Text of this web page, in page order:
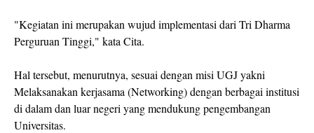
"Kegiatan ini merupakan wujud implementasi dari Tri Dharma
Perguruan Tinggi," kata Cita.
Hal tersebut, menurutnya, sesuai dengan misi UGJ yakni
Melaksanakan kerjasama (Networking) dengan berbagai institusi
di dalam dan luar negeri yang mendukung pengembangan
Universitas.